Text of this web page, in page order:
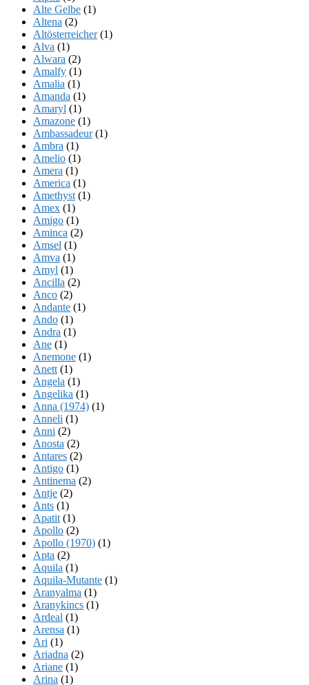
Alte Gelbe (1)
Altena (2)
Altösterreicher(1)
Alva (1)
Alwara (2)
Amalfy (1)
Amalia (1)
Amanda (1)
Amaryl (1)
Amazone (1)
Ambassadeur(1)
Ambra (1)
Amelio (1)
Amera (1)
America (1)
Amethyst (1)
Amex (1)
Amigo (1)
Aminca (2)
Amsel (1)
Amva (1)
Amyl (1)
Ancilla (2)
Anco (2)
Andante (1)
Ando (1)
Andra (1)
Ane (1)
Anemone (1)
Anett (1)
Angela (1)
Angelika (1)
Anna (1974) (1)
Anneli (1)
Anni (2)
Anosta (2)
Antares (2)
Antigo (1)
Antinema (2)
Antje (2)
Ants (1)
Apatit (1)
Apollo (2)
Apollo (1970) (1)
Apta (2)
Aquila (1)
Aquila-Mutante (1)
Aranyalma (1)
Aranykincs (1)
Ardeal (1)
Arensa (1)
Ari (1)
Ariadna (2)
Ariane (1)
Arina (1)